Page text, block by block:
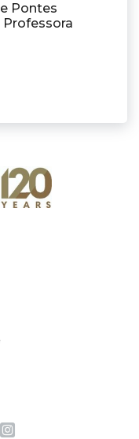
Pontes
Professora